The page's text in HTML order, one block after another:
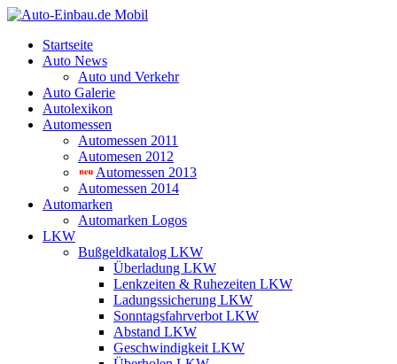
Startseite
Auto News
Auto und Verkehr
Auto Galerie
Autolexikon
Automessen
Automessen 2011
Automesen 2012
Automessen 2013
Automessen 2014
Automarken
Automarken Logos
LKW
Bußgeldkatalog LKW
Überladung LKW
Lenkzeiten & Ruhezeiten LKW
Ladungssicherung LKW
Sonntagsfahrverbot LKW
Abstand LKW
Geschwindigkeit LKW